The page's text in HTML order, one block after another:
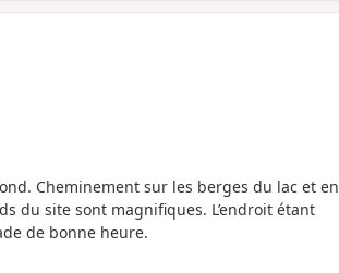
Cheminement sur les berges du lac et en
du site sont magnifiques. L’endroit étant
de bonne heure.